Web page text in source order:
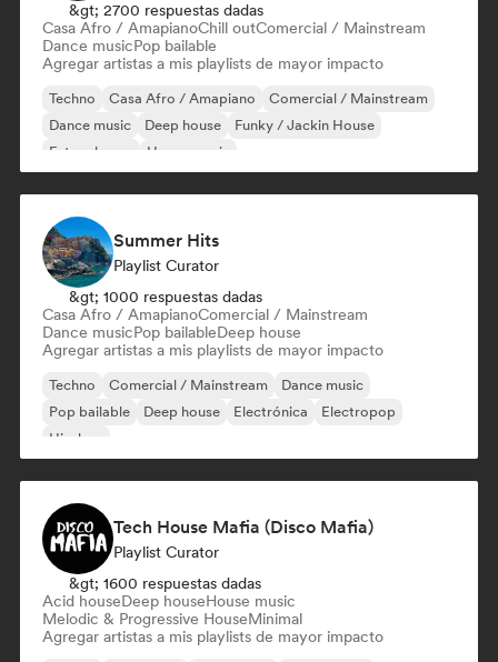
&gt; 2700 respuestas dadas
Casa Afro / AmapianoChill outComercial / Mainstream
Dance musicPop bailable
Agregar artistas a mis playlists de mayor impacto
Techno Casa Afro / Amapiano
Comercial / Mainstream
Dance music
Deep house
Funky / Jackin House
Future house
House music
Summer Hits
Playlist Curator
&gt; 1000 respuestas dadas
Casa Afro / AmapianoComercial / Mainstream
Dance musicPop bailableDeep house
Agregar artistas a mis playlists de mayor impacto
Techno Comercial / Mainstream
Dance music
Pop bailable
Deep house Electrónica
Electropop
Hip-hop
Tech House Mafia (Disco Mafia)
Playlist Curator
&gt; 1600 respuestas dadas
Acid houseDeep houseHouse music
Melodic & Progressive HouseMinimal
Agregar artistas a mis playlists de mayor impacto